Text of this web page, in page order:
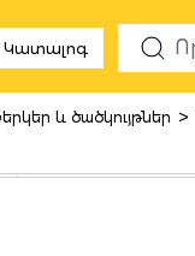
Կատալոգ
և ծածկույթներ >